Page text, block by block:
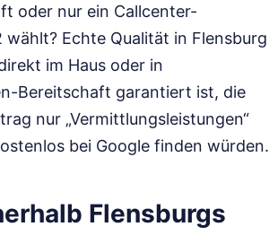
oder nur ein Callcenter-
Echte Qualität in Flensburg
im Haus oder in
Bereitschaft garantiert ist, die
nur „Vermittlungsleistungen“
bei Google finden würden.
Flensburgs